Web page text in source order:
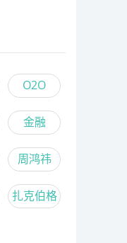
O2O
金融
周鸿祎
扎克伯格